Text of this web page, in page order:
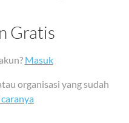
Gratis
Masuk
organisasi yang sudah